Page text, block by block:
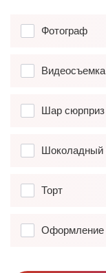
Фотограф
Видеосъемка
Шар сюрприз
Шоколадный
Торт
Оформление